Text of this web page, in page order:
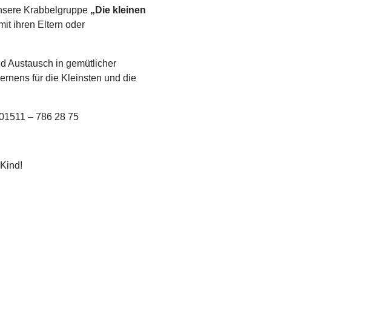
Krabbelgruppe „Die kleinen
ihren Eltern oder
Austausch in gemütlicher
für die Kleinsten und die
– 786 28 75